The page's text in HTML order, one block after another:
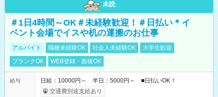
未読
＃1日4時間～OK＃未経験歓迎！＃日払い＊イ
ベント会場でイスや机の運搬のお仕事
アルバイト 職種未経験OK 社会人未経験OK
大学生歓迎
ブランクOK
WEB登録・面接OK
給与
日給：10000円～ 半日：5000円～ ■日払いOK！
交通費別途支給あり